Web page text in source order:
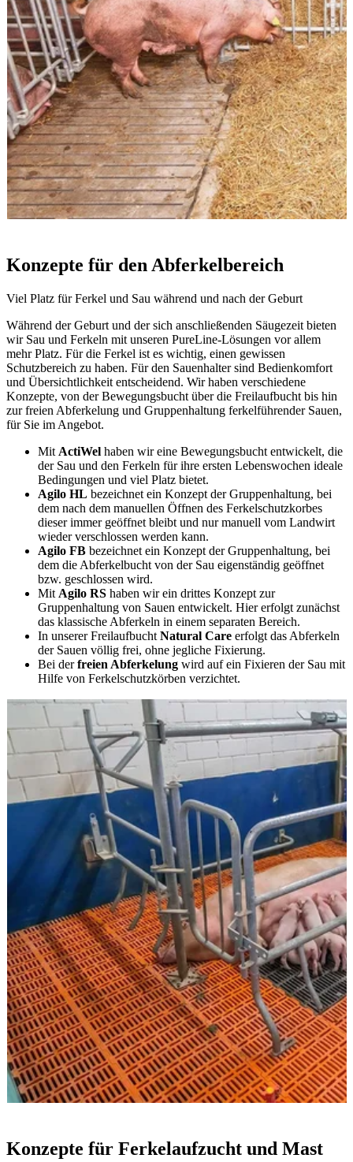
Konzepte für den Abferkelbereich
Viel Platz für Ferkel und Sau während und nach der Geburt
Während der Geburt und der sich anschließenden Säugezeit bieten
wir Sau und Ferkeln mit unseren PureLine-Lösungen vor allem
mehr Platz. Für die Ferkel ist es wichtig, einen gewissen
Schutzbereich zu haben. Für den Sauenhalter sind Bedienkomfort
und Übersichtlichkeit entscheidend. Wir haben verschiedene
Konzepte, von der Bewegungsbucht über die Freilaufbucht bis hin
zur freien Abferkelung und Gruppenhaltung ferkelführender Sauen,
für Sie im Angebot.
Mit ActiWel haben wir eine Bewegungsbucht entwickelt, die
der Sau und den Ferkeln für ihre ersten Lebenswochen ideale
Bedingungen und viel Platz bietet.
Agilo HL bezeichnet ein Konzept der Gruppenhaltung, bei
dem nach dem manuellen Öffnen des Ferkelschutzkorbes
dieser immer geöffnet bleibt und nur manuell vom Landwirt
wieder verschlossen werden kann.
Agilo FB bezeichnet ein Konzept der Gruppenhaltung, bei
dem die Abferkelbucht von der Sau eigenständig geöffnet
bzw. geschlossen wird.
Mit Agilo RS haben wir ein drittes Konzept zur
Gruppenhaltung von Sauen entwickelt. Hier erfolgt zunächst
das klassische Abferkeln in einem separaten Bereich.
In unserer Freilaufbucht Natural Care erfolgt das Abferkeln
der Sauen völlig frei, ohne jegliche Fixierung.
Bei derfreien Abferkelung wird auf ein Fixieren der Sau mit
Hilfe von Ferkelschutzkörben verzichtet.
Konzepte für Ferkelaufzucht und Mast